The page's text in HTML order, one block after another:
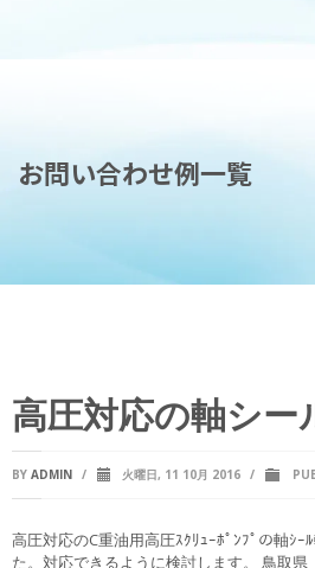
お問い合わせ例一覧
高圧対応の軸シー
BY ADMIN / 火曜日, 11 10月 2016 /
高圧対応のC重油用高圧ｽｸﾘｭｰﾎﾟﾝﾌﾟの軸ｼｰ
た。対応できるように検討します。 鳥